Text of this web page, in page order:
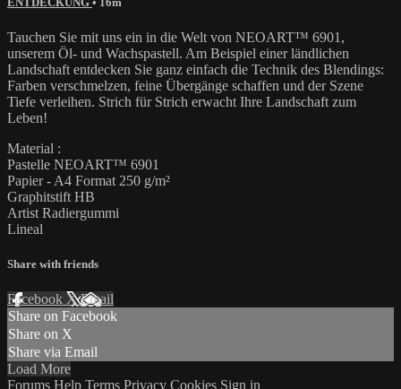
Tauchen Sie mit uns ein in die Welt von NEOART™ 6901,
unserem Öl- und Wachspastell. Am Beispiel einer ländlichen
Landschaft entdecken Sie ganz einfach die Technik des Blendings:
Farben verschmelzen, feine Übergänge schaffen und der Szene
Tiefe verleihen. Strich für Strich erwacht Ihre Landschaft zum
Leben!
Material :
Pastelle NEOART™ 6901
Papier - A4 Format 250 g/m²
Graphitstift HB
Artist Radiergummi
Lineal
Share with friends
Facebook XEmail
Share on Facebook
Share on X
Share via Email
Load More
Forums Help Terms Privacy Cookies Sign in